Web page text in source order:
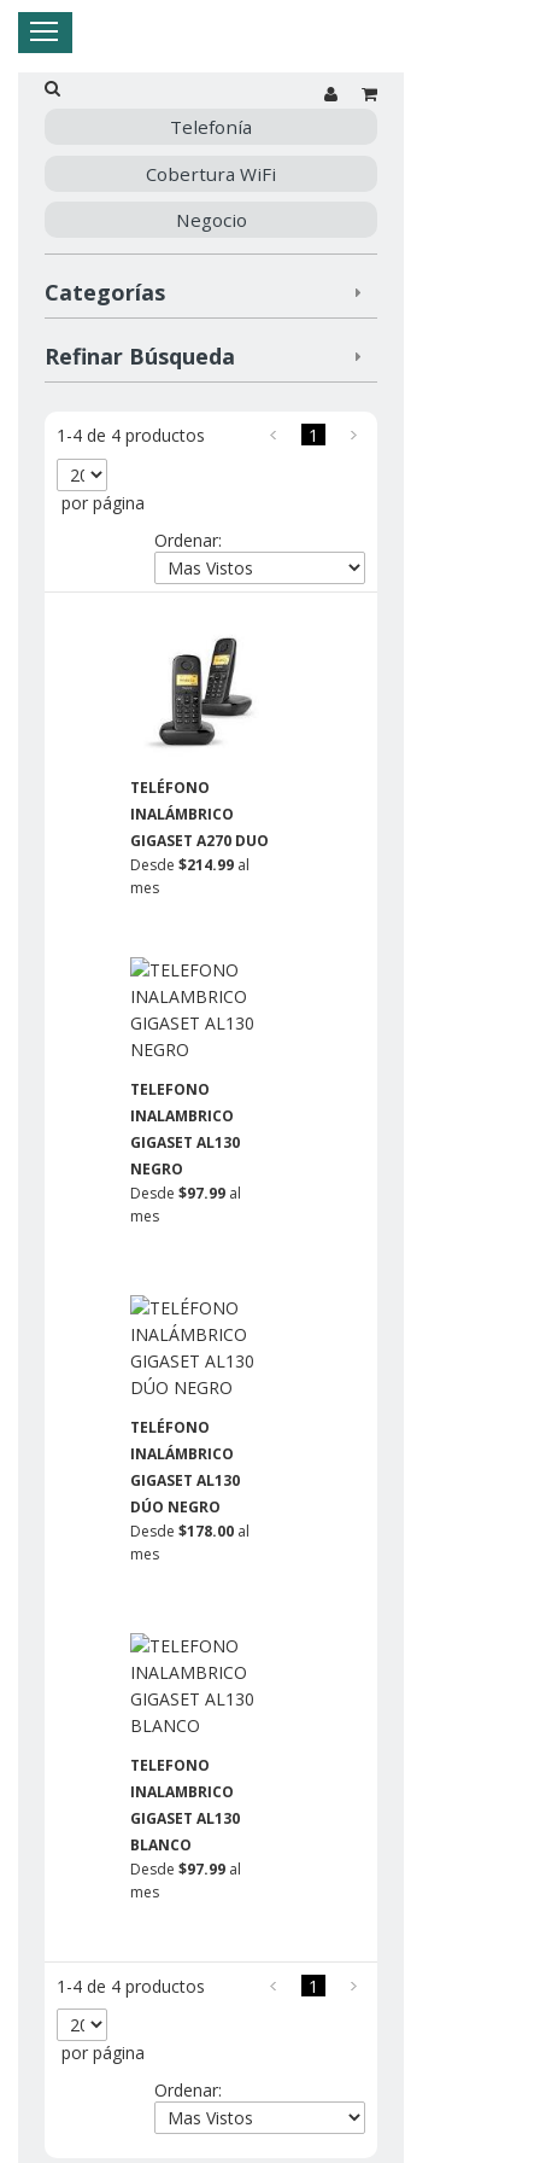
Hogar
Telefonía
Cobertura WiFi
Negocio
Categorías
Refinar Búsqueda
1-4 de 4 productos 1
por página
Ordenar:
TELÉFONO
INALÁMBRICO
GIGASET A270 DUO
Desde $214.99al
mes
TELEFONO
INALAMBRICO
GIGASET AL130
NEGRO
Desde $97.99al
mes
TELÉFONO
INALÁMBRICO
GIGASET AL130
DÚO NEGRO
Desde $178.00al
mes
TELEFONO
INALAMBRICO
GIGASET AL130
BLANCO
Desde $97.99al
mes
1-4 de 4 productos 1
por página
Ordenar: